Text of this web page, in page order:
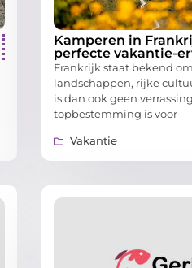
Kamperen in
perfecte vakantie-
Frankrijk staat bekend
landschappen, rijke
is dan ook geen
topbestemming is voor
Vakantie